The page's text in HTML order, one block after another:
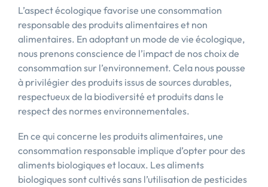
L’aspect écologique favorise une consommation
responsable des produits alimentaires et non
alimentaires. En adoptant un mode de vie écologique,
nous prenons conscience de l’impact de nos choix de
consommation sur l’environnement. Cela nous pousse
à privilégier des produits issus de sources durables,
respectueux de la biodiversité et produits dans le
respect des normes environnementales.
En ce qui concerne les produits alimentaires, une
consommation responsable implique d’opter pour des
aliments biologiques et locaux. Les aliments
biologiques sont cultivés sans l’utilisation de pesticides